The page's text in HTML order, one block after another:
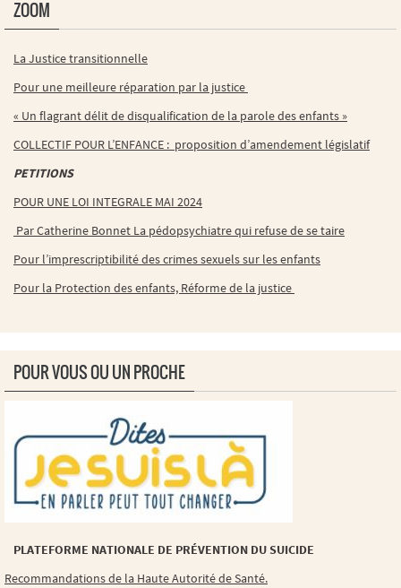
ZOOM
La Justice transitionnelle
Pour une meilleure réparation par la justice
« Un flagrant délit de disqualification de la parole des enfants »
COLLECTIF POUR L’ENFANCE : proposition d’amendement législatif
PETITIONS
POUR UNE LOI INTEGRALE MAI 2024
Par Catherine Bonnet La pédopsychiatre qui refuse de se taire
Pour l’imprescriptibilité des crimes sexuels sur les enfants
Pour la Protection des enfants, Réforme de la justice
POUR VOUS OU UN PROCHE
PLATEFORME NATIONALE DE PRÉVENTION DU SUICIDE
Recommandations de la Haute Autorité de Santé.